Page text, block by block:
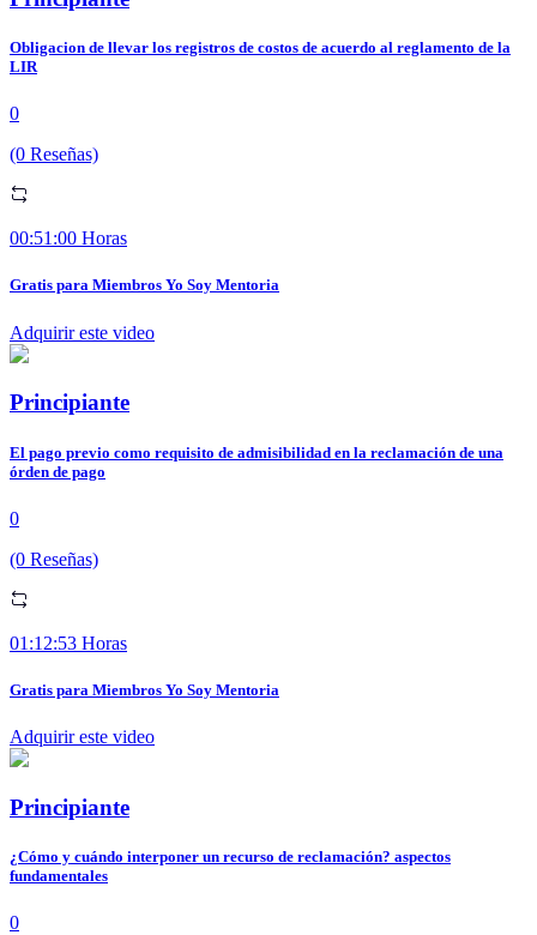
Obligacion de llevar los registros de costos de acuerdo al reglamento de la
LIR
0
(0 Reseñas)
00:51:00 Horas
Gratis para Miembros Yo Soy Mentoria
Adquirir este video
Principiante
El pago previo como requisito de admisibilidad en la reclamación de una
órden de pago
0
(0 Reseñas)
01:12:53 Horas
Gratis para Miembros Yo Soy Mentoria
Adquirir este video
Principiante
¿Cómo y cuándo interponer un recurso de reclamación? aspectos
fundamentales
0